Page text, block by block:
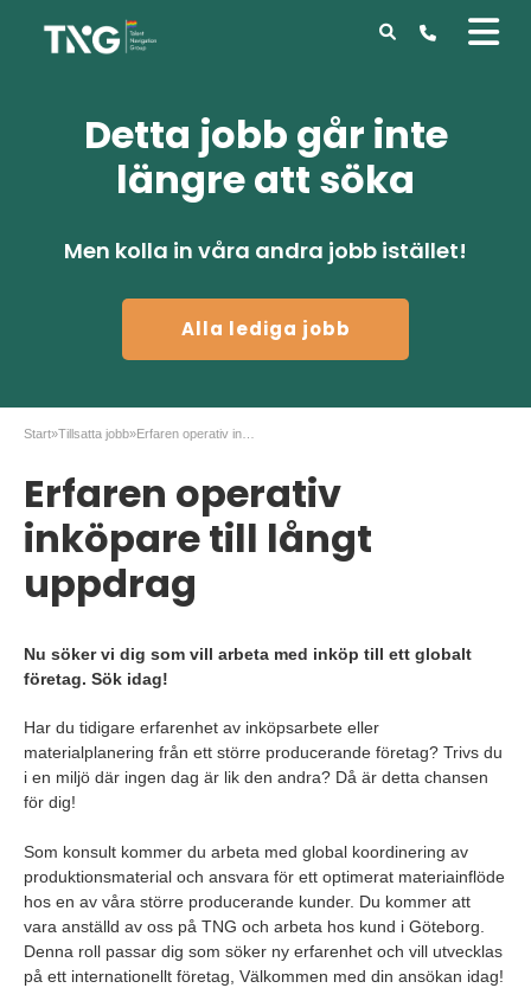
Detta jobb går inte
längre att söka
Men kolla in våra andra jobb istället!
Alla lediga jobb
Start»Tillsatta jobb»
Erfaren operativ
inköpare till långt
uppdrag
Nu söker vi dig som vill arbeta med inköp till ett globalt
företag. Sök idag!
Har du tidigare erfarenhet av inköpsarbete eller
materialplanering från ett större producerande företag? Trivs du
i en miljö där ingen dag är lik den andra? Då är detta chansen
för dig!
Som konsult kommer du arbeta med global koordinering av
produktionsmaterial och ansvara för ett optimerat materiainflöde
hos en av våra större producerande kunder. Du kommer att
vara anställd av oss på TNG och arbeta hos kund i Göteborg.
Denna roll passar dig som söker ny erfarenhet och vill utvecklas
på ett internationellt företag, Välkommen med din ansökan idag!